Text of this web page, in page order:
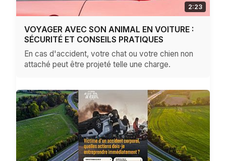
2:23
VOYAGER AVEC SON ANIMAL EN VOITURE :
SÉCURITÉ ET CONSEILS PRATIQUES
En cas d'accident, votre chat ou votre chien non
attaché peut être projeté telle une charge.